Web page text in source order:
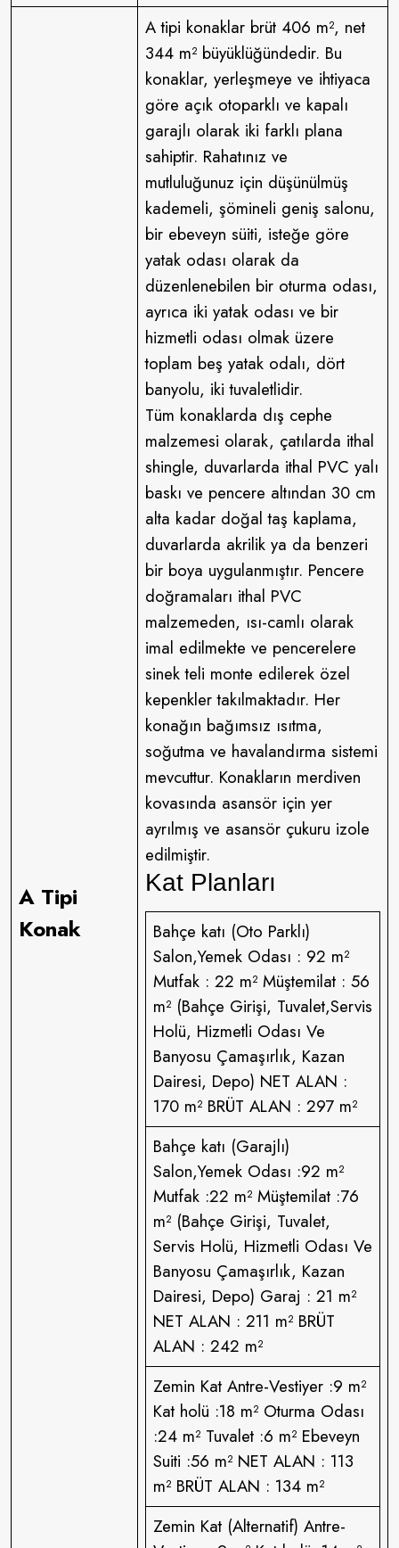
A Tipi
Konak
A tipi konaklar brüt 406 m², net
344 m² büyüklüğündedir. Bu
konaklar, yerleşmeye ve ihtiyaca
göre açık otoparklı ve kapalı
garajlı olarak iki farklı plana
sahiptir. Rahatınız ve
mutluluğunuz için düşünülmüş
kademeli, şömineli geniş salonu,
bir ebeveyn süiti, isteğe göre
yatak odası olarak da
düzenlenebilen bir oturma odası,
ayrıca iki yatak odası ve bir
hizmetli odası olmak üzere
toplam beş yatak odalı, dört
banyolu, iki tuvaletlidir.
Tüm konaklarda dış cephe
malzemesi olarak, çatılarda ithal
shingle, duvarlarda ithal PVC yalı
baskı ve pencere altından 30 cm
alta kadar doğal taş kaplama,
duvarlarda akrilik ya da benzeri
bir boya uygulanmıştır. Pencere
doğramaları ithal PVC
malzemeden, ısı-camlı olarak
imal edilmekte ve pencerelere
sinek teli monte edilerek özel
kepenkler takılmaktadır. Her
konağın bağımsız ısıtma,
soğutma ve havalandırma sistemi
mevcuttur. Konakların merdiven
kovasında asansör için yer
ayrılmış ve asansör çukuru izole
edilmiştir.
Kat Planları
Bahçe katı (Oto Parklı)
Salon,Yemek Odası : 92 m²
Mutfak : 22 m² Müştemilat : 56
m² (Bahçe Girişi, Tuvalet,Servis
Holü, Hizmetli Odası Ve
Banyosu Çamaşırlık, Kazan
Dairesi, Depo) NET ALAN :
170 m² BRÜT ALAN : 297 m²
Bahçe katı (Garajlı)
Salon,Yemek Odası :92 m²
Mutfak :22 m² Müştemilat :76
m² (Bahçe Girişi, Tuvalet,
Servis Holü, Hizmetli Odası Ve
Banyosu Çamaşırlık, Kazan
Dairesi, Depo) Garaj : 21 m²
NET ALAN : 211 m² BRÜT
ALAN : 242 m²
Zemin Kat Antre-Vestiyer :9 m²
Kat holü :18 m² Oturma Odası
:24 m² Tuvalet :6 m² Ebeveyn
Suiti :56 m² NET ALAN : 113
m² BRÜT ALAN : 134 m²
Zemin Kat (Alternatif) Antre-